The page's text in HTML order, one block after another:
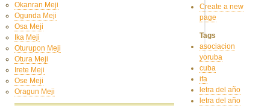
Okanran Meji
Ogunda Meji
Osa Meji
Ika Meji
Oturupon Meji
Otura Meji
Irete Meji
Ose Meji
Oragun Meji
Create a new
page
Tags
asociacion
yoruba
cuba
ifa
letra del año
letra del año